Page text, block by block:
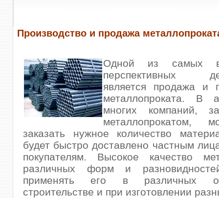
Производство и продажа
Одной из самых
перспективных
является продажа и
металлопроката. В
многих компаний,
металлопрокатом,
заказать нужное количество
будет быстро доставлено частным
покупателям. Высокое качество
различных форм и
применять его в различных
строительстве и при изготовлении